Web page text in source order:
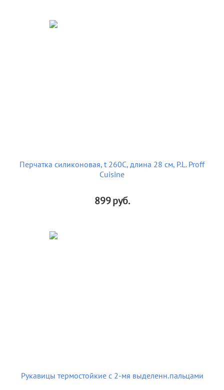
Перчатка силиконовая, t 260C, длина 28 см, P.L. Proff
Cuisine
899руб.
Рукавицы термостойкие с 2-мя выделенн.пальцами